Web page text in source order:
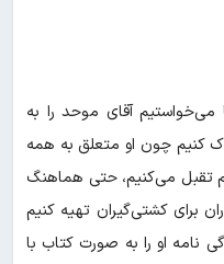
آقای موحد را به
کنیم چون او متعلق به همه
تقبل می‌کنیم، حتی هماهنگ
برای کشتی‌گیران تهیه کنیم
نامه او را به صورت کتاب با